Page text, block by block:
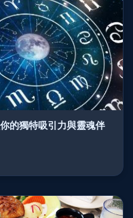
的獨特吸引力與靈魂伴